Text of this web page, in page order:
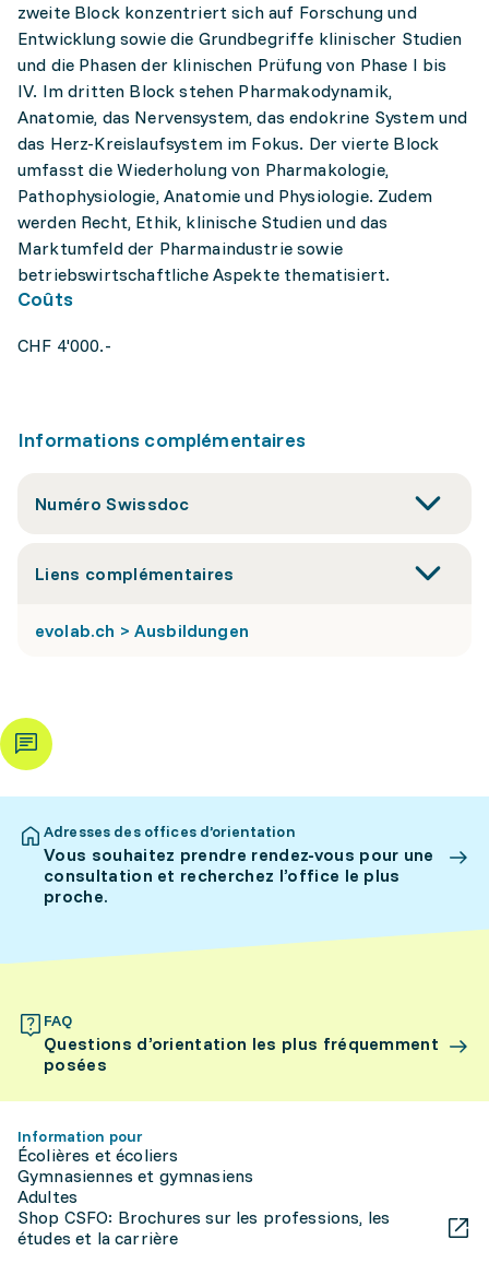
zweite Block konzentriert sich auf Forschung und
Entwicklung sowie die Grundbegriffe klinischer Studien
und die Phasen der klinischen Prüfung von Phase I bis
IV. Im dritten Block stehen Pharmakodynamik,
Anatomie, das Nervensystem, das endokrine System und
das Herz-Kreislaufsystem im Fokus. Der vierte Block
umfasst die Wiederholung von Pharmakologie,
Pathophysiologie, Anatomie und Physiologie. Zudem
werden Recht, Ethik, klinische Studien und das
Marktumfeld der Pharmaindustrie sowie
betriebswirtschaftliche Aspekte thematisiert.
Coûts
CHF 4'000.-
Informations complémentaires
Numéro Swissdoc
Liens complémentaires
evolab.ch > Ausbildungen
Adresses des offices d’orientation
Vous souhaitez prendre rendez-vous pour une
consultation et recherchez l’office le plus
proche.
FAQ
Questions d’orientation les plus fréquemment
posées
Information pour
Écolières et écoliers
Gymnasiennes et gymnasiens
Adultes
Shop CSFO: Brochures sur les professions, les
études et la carrière